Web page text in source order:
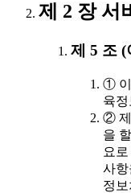
제 2 장 서
제 5 조 (
① 이
육
② 제
을
요
사항
정